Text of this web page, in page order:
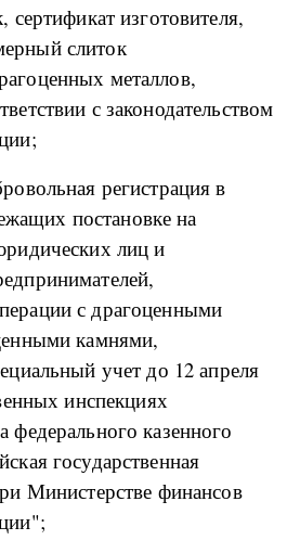
сертификат изготовителя,
слиток
металлов,
с законодательством
регистрация в
постановке на
лиц и
с драгоценными
камнями,
учет до 12 апреля
инспекциях
федерального казенного
государственная
Министерстве финансов